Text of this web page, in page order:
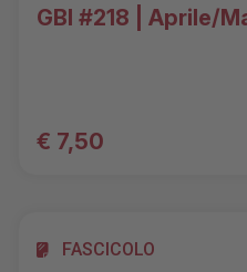
GBI #218 | Aprile/
€ 7,50
FASCICOLO